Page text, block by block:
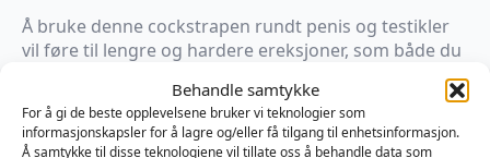
Behandle samtykke
For å gi de beste opplevelsene bruker vi teknologier som
informasjonskapsler for å lagre og/eller få tilgang til enhetsinformasjon.
Å samtykke til disse teknologiene vil tillate oss å behandle data som
Å bruke denne cockstrapen rundt penis og testikler
vil føre til lengre og hardere ereksjoner, som både du
Kommer i fargene: Rød, blå, gul og hvit